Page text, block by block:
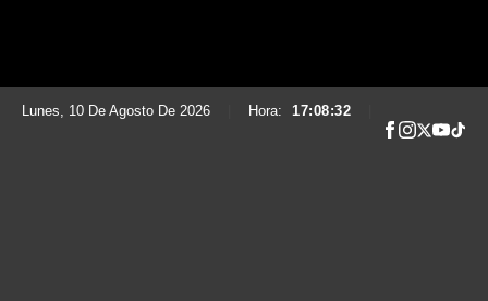
Lunes, 10 De Agosto De 2026 Hora: 17:08:33